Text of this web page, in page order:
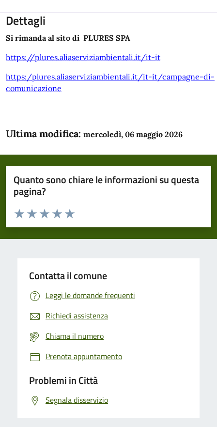
Dettagli
Si rimanda al sito di PLURES SPA
https://plures.aliaserviziambientali.it/it-it
https:/plures.aliaserviziambientali.it/it-it/campagne-di-
comunicazione
Ultima modifica: mercoledì, 06 maggio 2026
Quanto sono chiare le informazioni su questa
pagina?
Domanda
Valuta da 1 a 5 stelle la pagina
Valuta 5 stelle su 5
Valuta 4 stelle su 5
Valuta 3 stelle su 5
Valuta 2 stelle su 5
Valuta 1 stelle su 5
Contatta il comune
Leggi le domande frequenti
Richiedi assistenza
Chiama il numero
Prenota appuntamento
Problemi in Città
Segnala disservizio